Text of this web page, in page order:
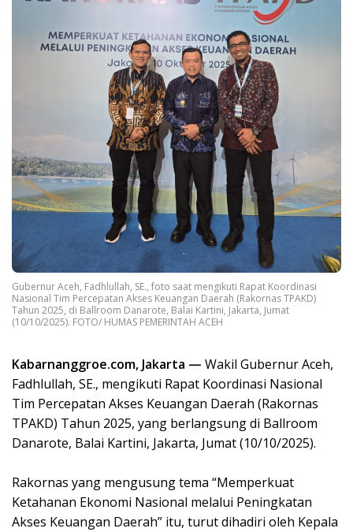
Gubernur Aceh, Fadhlullah, SE., foto saat mengikuti Rapat Koordinasi
Nasional Tim Percepatan Akses Keuangan Daerah (Rakornas TPAKD)
Tahun 2025, di Ballroom Danarote, Balai Kartini, Jakarta, Jumat
(10/10/2025). FOTO/ HUMAS PEMERINTAH ACEH ‎
Kabarnanggroe.com, Jakarta — Wakil Gubernur Aceh,
Fadhlullah, SE., mengikuti Rapat Koordinasi Nasional
Tim Percepatan Akses Keuangan Daerah (Rakornas
TPAKD) Tahun 2025, yang berlangsung di Ballroom
Danarote, Balai Kartini, Jakarta, Jumat (10/10/2025).
‎Rakornas yang mengusung tema “Memperkuat
Ketahanan Ekonomi Nasional melalui Peningkatan
Akses Keuangan Daerah” itu, turut dihadiri oleh Kepala